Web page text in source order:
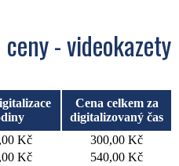
- videokazety
Cena celkem za
digitalizovaný čas
Kč
300,00 Kč
Kč
540,00 Kč